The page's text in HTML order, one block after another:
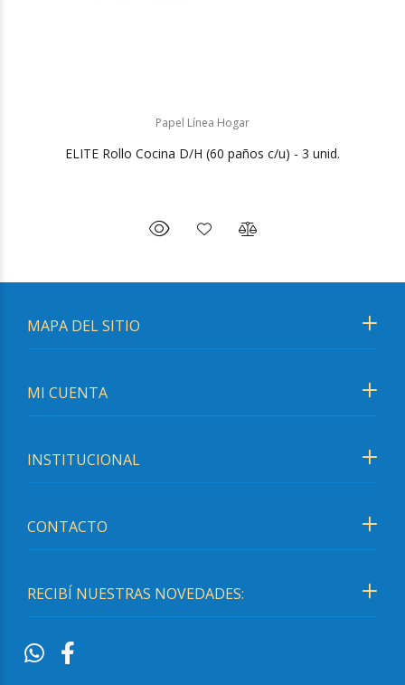
Papel Línea Hogar
ELITE Rollo Cocina D/H (60 paños c/u) - 3 unid.
RECIBÍ NUESTRAS NOVEDADES:
MAPA DEL SITIO
MI CUENTA
INSTITUCIONAL
CONTACTO